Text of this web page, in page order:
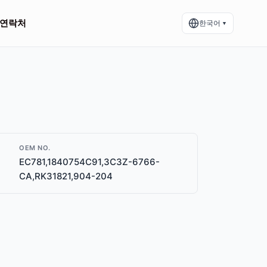
연락처 한국어 ▼
OEM NO.
EC781,1840754C91,3C3Z-6766-
CA,RK31821,904-204